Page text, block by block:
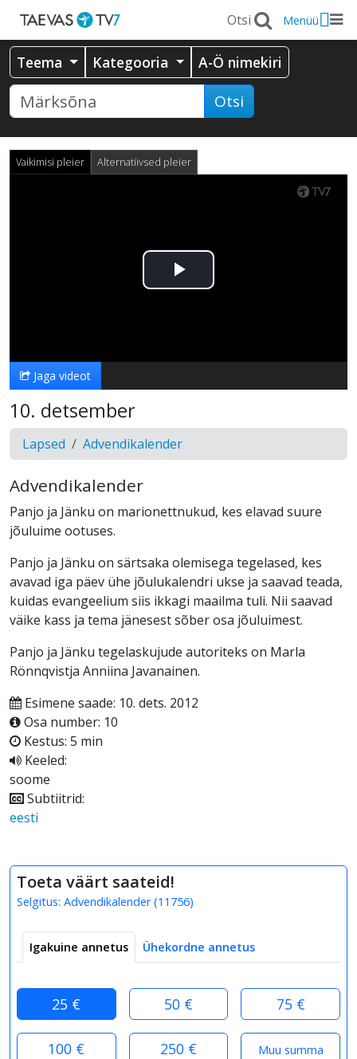
Menüü
Teema Kategooria A-Ö nimekiri
Otsi
Vaikimisi pleier Alternatiivsed pleier
Esita
Jaga videot
10. detsember
Lapsed Advendikalender
Advendikalender
Panjo ja Jänku on marionettnukud, kes elavad suure
jõuluime ootuses.
Panjo ja Jänku on särtsaka olemisega tegelased, kes
avavad iga päev ühe jõulukalendri ukse ja saavad teada,
kuidas evangeelium siis ikkagi maailma tuli. Nii saavad
väike kass ja tema jänesest sõber osa jõuluimest.
Panjo ja Jänku tegelaskujude autoriteks on Marla
Rönnqvistja Anniina Javanainen.
Esimene saade: 10. dets. 2012
Osa number: 10
Kestus: 5 min
Keeled:
soome
Subtiitrid:
eesti
Toeta väärt saateid!
Selgitus: Advendikalender(11756)
Igakuine annetus Ühekordne annetus
25 € 50 € 75 €
100 € 250 €